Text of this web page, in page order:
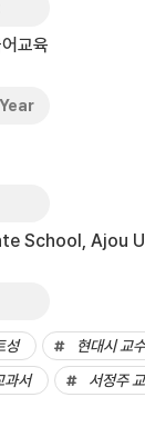
교육
School, Ajou
성 현대시 교
과서
서정주